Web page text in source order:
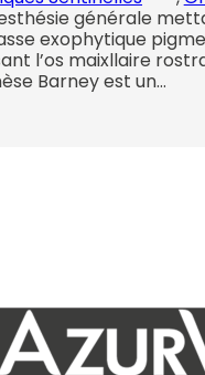
générale
exophytique
l’os maixllaire
Barney est un…